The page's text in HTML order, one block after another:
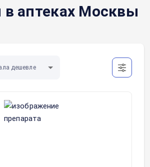
в аптеках Москвы
дешевле